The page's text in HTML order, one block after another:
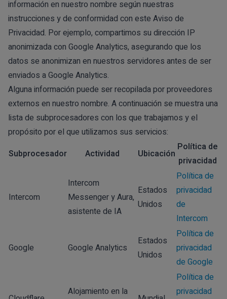
información en nuestro nombre según nuestras
instrucciones y de conformidad con este Aviso de
Privacidad. Por ejemplo, compartimos su dirección IP
anonimizada con Google Analytics, asegurando que los
datos se anonimizan en nuestros servidores antes de ser
enviados a Google Analytics.
Alguna información puede ser recopilada por proveedores
externos en nuestro nombre. A continuación se muestra una
lista de subprocesadores con los que trabajamos y el
propósito por el que utilizamos sus servicios:
Subprocesador
Actividad Ubicación
Política de
privacidad
Intercom
Intercom
Messenger y Aura,
asistente de IA
Estados
Unidos
Política de
privacidad
de
Intercom
Google Google Analytics
Estados
Unidos
Política de
privacidad
de Google
Alojamiento en la
Política de
privacidad